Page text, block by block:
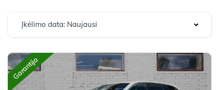
Įkėlimo data: Naujausi
Garantija